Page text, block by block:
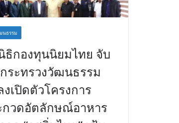
นธรรม
ธิกองทุนนิยมไทย จับ
ระทรวงวัฒนธรรม
งเปิดตัวโครงการ
กวดอัตลักษณ์อาหาร